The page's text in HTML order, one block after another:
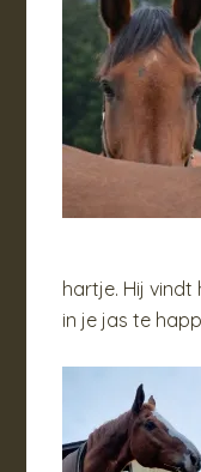
hartje. Hij vindt
in je jas te